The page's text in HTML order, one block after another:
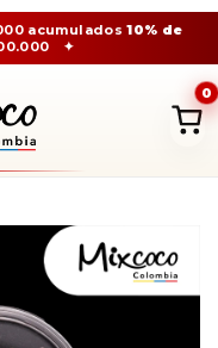
acumulados10% de
✦
0